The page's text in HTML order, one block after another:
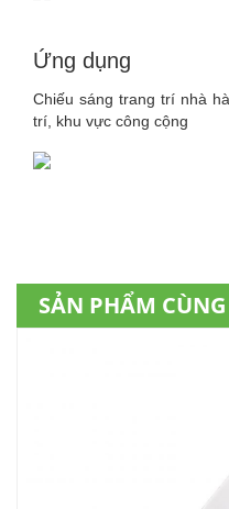
Ứng dụng
Chiếu sáng trang trí nhà
trí, khu vực công cộng
SẢN PHẨM